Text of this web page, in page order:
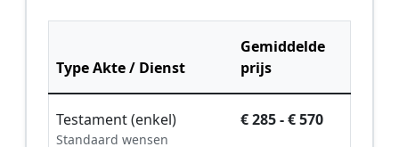
Type Akte / Dienst
Gemiddelde
prijs
Testament (enkel)
Standaard wensen
€ 285 - € 570